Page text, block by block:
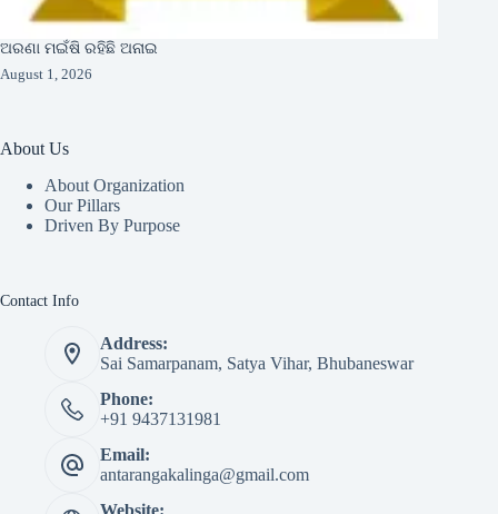
ଅରଣା ମଇଁଷି ରହିଛି ଅନାଇ
August 1, 2026
About Us
About Organization
Our Pillars
Driven By Purpose​
Contact Info
Address:
Sai Samarpanam, Satya Vihar, Bhubaneswar
Phone:
+91 9437131981
Email:
antarangakalinga@gmail.com
Website: